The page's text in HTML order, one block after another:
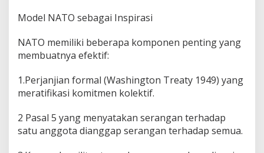
Model NATO sebagai Inspirasi
NATO memiliki beberapa komponen penting yang
membuatnya efektif:
1.Perjanjian formal (Washington Treaty 1949) yang
meratifikasi komitmen kolektif.
2 Pasal 5 yang menyatakan serangan terhadap
satu anggota dianggap serangan terhadap semua.